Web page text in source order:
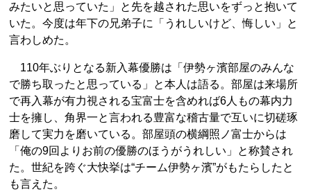
みたいと思っていた」と先を越された思いをずっと抱いて
いた。今度は年下の兄弟子に「うれしいけど、悔しい」と
言わしめた。
110年ぶりとなる新入幕優勝は「伊勢ヶ濱部屋のみんな
で勝ち取ったと思っている」と本人は語る。部屋は来場所
で再入幕が有力視される宝富士を含めれば6人もの幕内力
士を擁し、角界一と言われる豊富な稽古量で互いに切磋琢
磨して実力を磨いている。部屋頭の横綱照ノ富士からは
「俺の9回よりお前の優勝のほうがうれしい」と称賛され
た。世紀を跨ぐ大快挙は“チーム伊勢ヶ濱”がもたらしたと
も言えた。